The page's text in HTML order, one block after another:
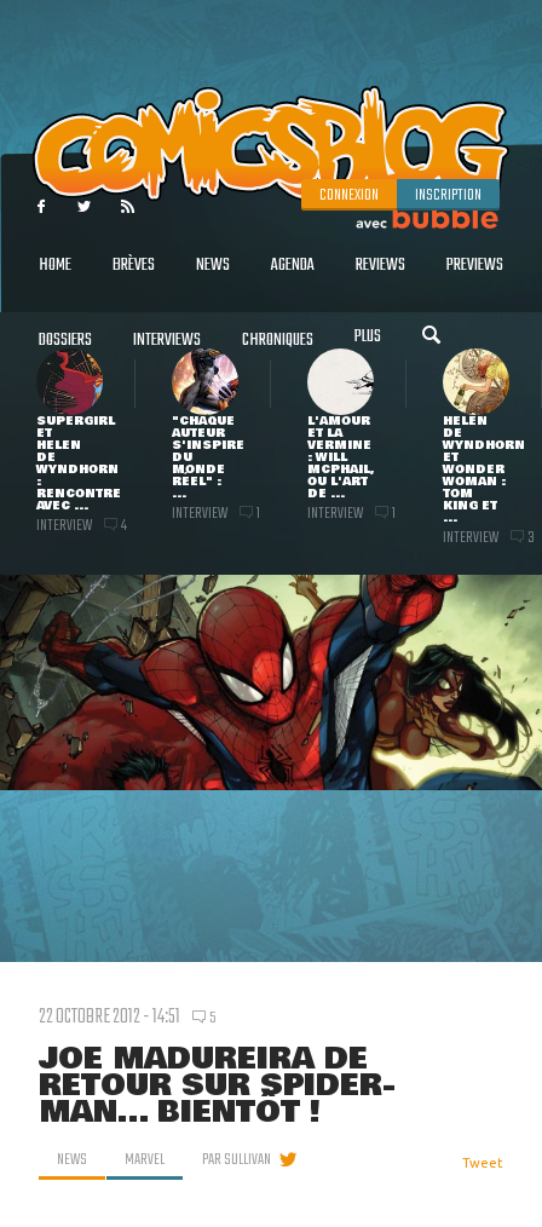
CONNEXION INSCRIPTION
HOME BRÈVES NEWS AGENDA REVIEWS PREVIEWS
DOSSIERS INTERVIEWS CHRONIQUES PLUS
SUPERGIRL
ET
HELEN
DE
WYNDHORN
:
RENCONTRE
AVEC ...
INTERVIEW 4
"CHAQUE
AUTEUR
S'INSPIRE
DU
MONDE
RÉEL" :
...
INTERVIEW 1
L'AMOUR
ET LA
VERMINE
: WILL
MCPHAIL,
OU L'ART
DE ...
INTERVIEW 1
HELEN
DE
WYNDHORN
ET
WONDER
WOMAN :
TOM
KING ET
...
INTERVIEW 3
22 OCTOBRE 2012 - 14:51 5
JOE MADUREIRA DE
RETOUR SUR SPIDER-
MAN... BIENTÔT !
NEWS MARVEL PARSULLIVAN Tweet